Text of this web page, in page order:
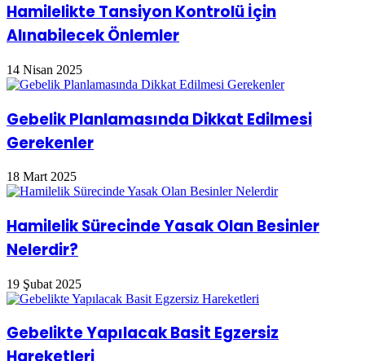
Hamilelikte Tansiyon Kontrolü İçin
Alınabilecek Önlemler
14 Nisan 2025
Gebelik Planlamasında Dikkat Edilmesi
Gerekenler
18 Mart 2025
Hamilelik Sürecinde Yasak Olan Besinler
Nelerdir?
19 Şubat 2025
Gebelikte Yapılacak Basit Egzersiz